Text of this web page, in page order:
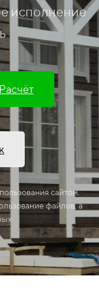
исполнение
сайтом.
файлов, а